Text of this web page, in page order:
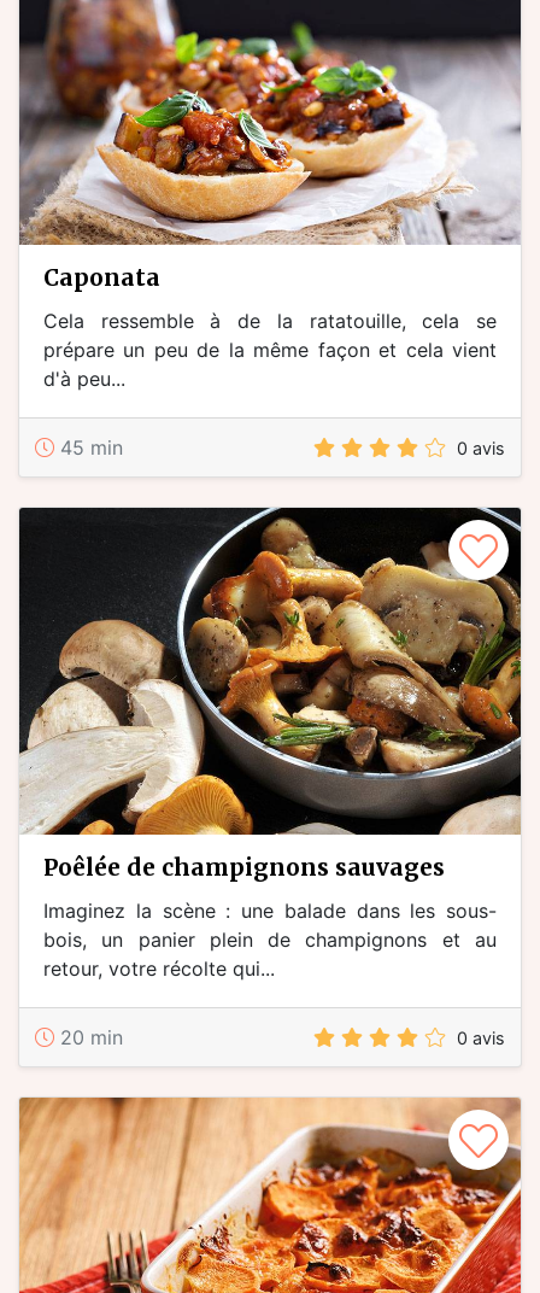
caponata
Cela ressemble à de la ratatouille, cela se
prépare un peu de la même façon et cela vient
d'à peu...
45 min 0 avis
poêlée de champignons sauvages
Imaginez la scène : une balade dans les sous-
bois, un panier plein de champignons et au
retour, votre récolte qui...
20 min 0 avis